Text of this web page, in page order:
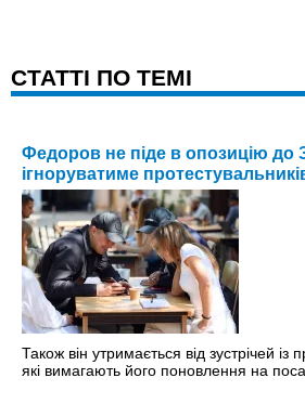
CТАТТІ ПО ТЕМІ
Федоров не піде в опозицію до
ігноруватиме
Також він утримається від зустрічей із
які вимагають його поновлення на